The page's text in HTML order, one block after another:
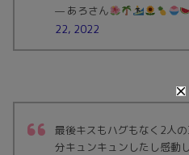
— あろさん
22, 2022
最後キスもハグもなく2人
分キュンキュンしたし感動